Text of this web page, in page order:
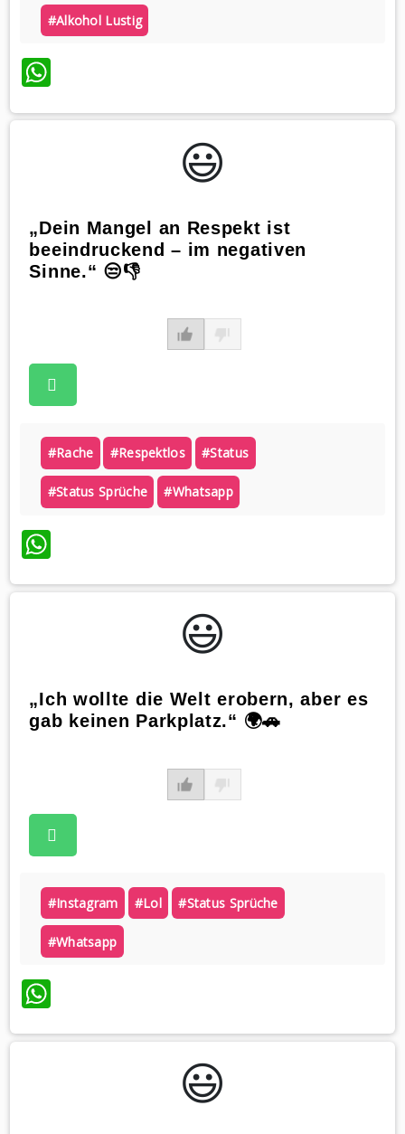
#alkohol Lustig
WhatsApp
😃️
„Dein Mangel an Respekt ist
beeindruckend – im negativen
Sinne.“ 😒👎
#rache #respektlos #status
#status Sprüche #whatsapp
WhatsApp
😃️
„Ich wollte die Welt erobern, aber es
gab keinen Parkplatz.“ 🌍🚗
#instagram #lol #status Sprüche
#whatsapp
WhatsApp
😃️